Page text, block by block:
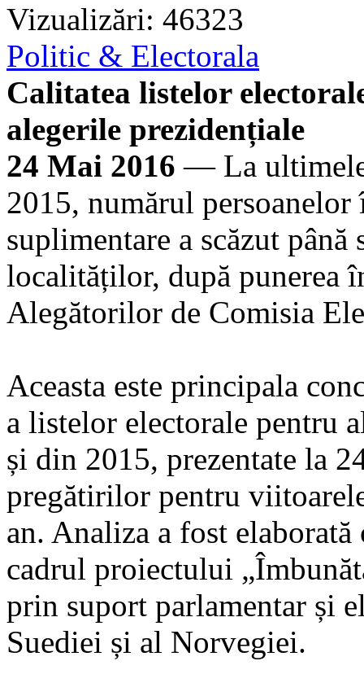
Vizualizări: 46323
Politic & Electorala
Calitatea listelor
alegerile prezidențiale
24 Mai 2016 — La ultimele
2015, numărul
suplimentare a scăzut
localităților, după punerea
Alegătorilor de Comisia
Aceasta este principala
a listelor electorale pentru
și din 2015, prezentate la
pregătirilor pentru
an. Analiza a fost
cadrul proiectului
prin suport parlamentar și
Suediei și al Norvegiei.